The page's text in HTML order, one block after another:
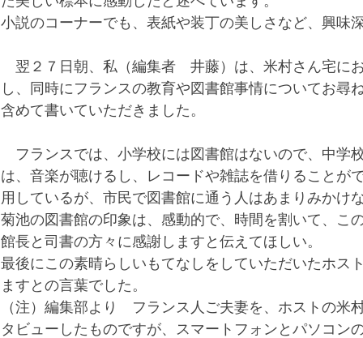
小説のコーナーでも、表紙や装丁の美しさなど、興味
翌２７日朝、私（編集者　井藤）は、米村さん宅に
し、同時にフランスの教育や図書館事情についてお尋
含めて書いていただきました。
フランスでは、小学校には図書館はないので、中学
は、音楽が聴けるし、レコードや雑誌を借りることが
用しているが、市民で図書館に通う人はあまりみかけな
菊池の図書館の印象は、感動的で、時間を割いて、こ
館長と司書の方々に感謝しますと伝えてほしい。
最後にこの素晴らしいもてなしをしていただいたホス
ますとの言葉でした。　　　　　　　　　　　　　　
（注）編集部より　フランス人ご夫妻を、ホストの米
タビューしたものですが、スマートフォンとパソコン